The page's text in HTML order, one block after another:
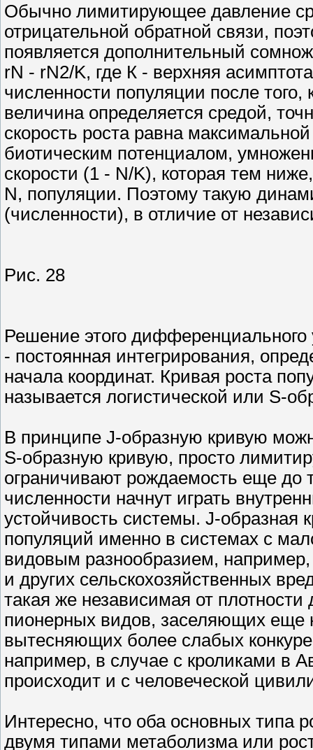
Обычно лимитирующее давление
отрицательной обратной связи,
появляется дополнительный
rN - rN2/K, где К - верхняя
численности популяции после
величина определяется средой,
скорость роста равна
биотическим потенциалом,
скорости (1 - N/K), которая тем
N, популяции. Поэтому такую
(численности), в отличие от
Рис. 28
Решение этого
- постоянная интегрирования,
начала координат. Кривая роста
называется логистической или S-
В принципе J-образную кривую
S-образную кривую, просто
ограничивают рождаемость еще до
численности начнут играть
устойчивость системы. J-образная
популяций именно в системах с
видовым разнообразием,
и других сельскохозяйственных
такая же независимая от
пионерных видов, заселяющих еще
вытесняющих более слабых
например, в случае с кроликами в
происходит и с человеческой
Интересно, что оба основных типа
двумя типами метаболизма или